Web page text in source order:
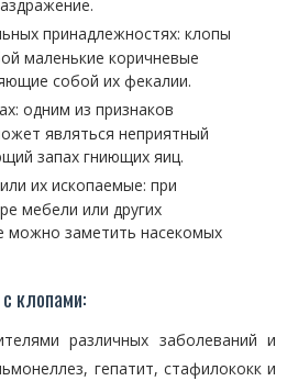
принадлежностях: клопы
маленькие коричневые
собой их фекалии.
одним из признаков
являться неприятный
запах гниющих яиц.
их ископаемые: при
мебели или других
можно заметить насекомых
клопами:
различных заболеваний и
гепатит, стафилококк и